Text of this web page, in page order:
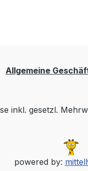
Allgemeine
inkl. gesetzl.
powered by: